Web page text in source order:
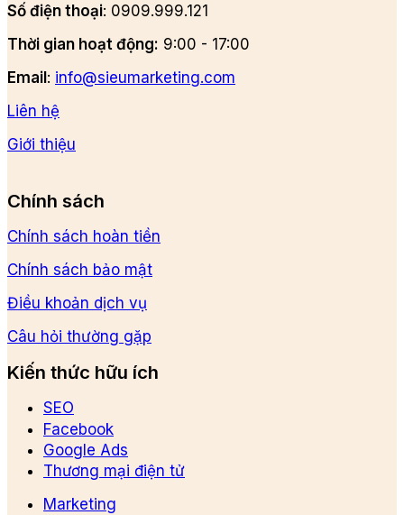
Số điện thoại: 0909.999.121
Thời gian hoạt động: 9:00 - 17:00
Email: info@sieumarketing.com
Liên hệ
Giới thiệu
Chính sách
Chính sách hoàn tiền
Chính sách bảo mật
Điều khoản dịch vụ
Câu hỏi thường gặp
Kiến thức hữu ích
SEO
Facebook
Google Ads
Thương mại điện tử
Marketing